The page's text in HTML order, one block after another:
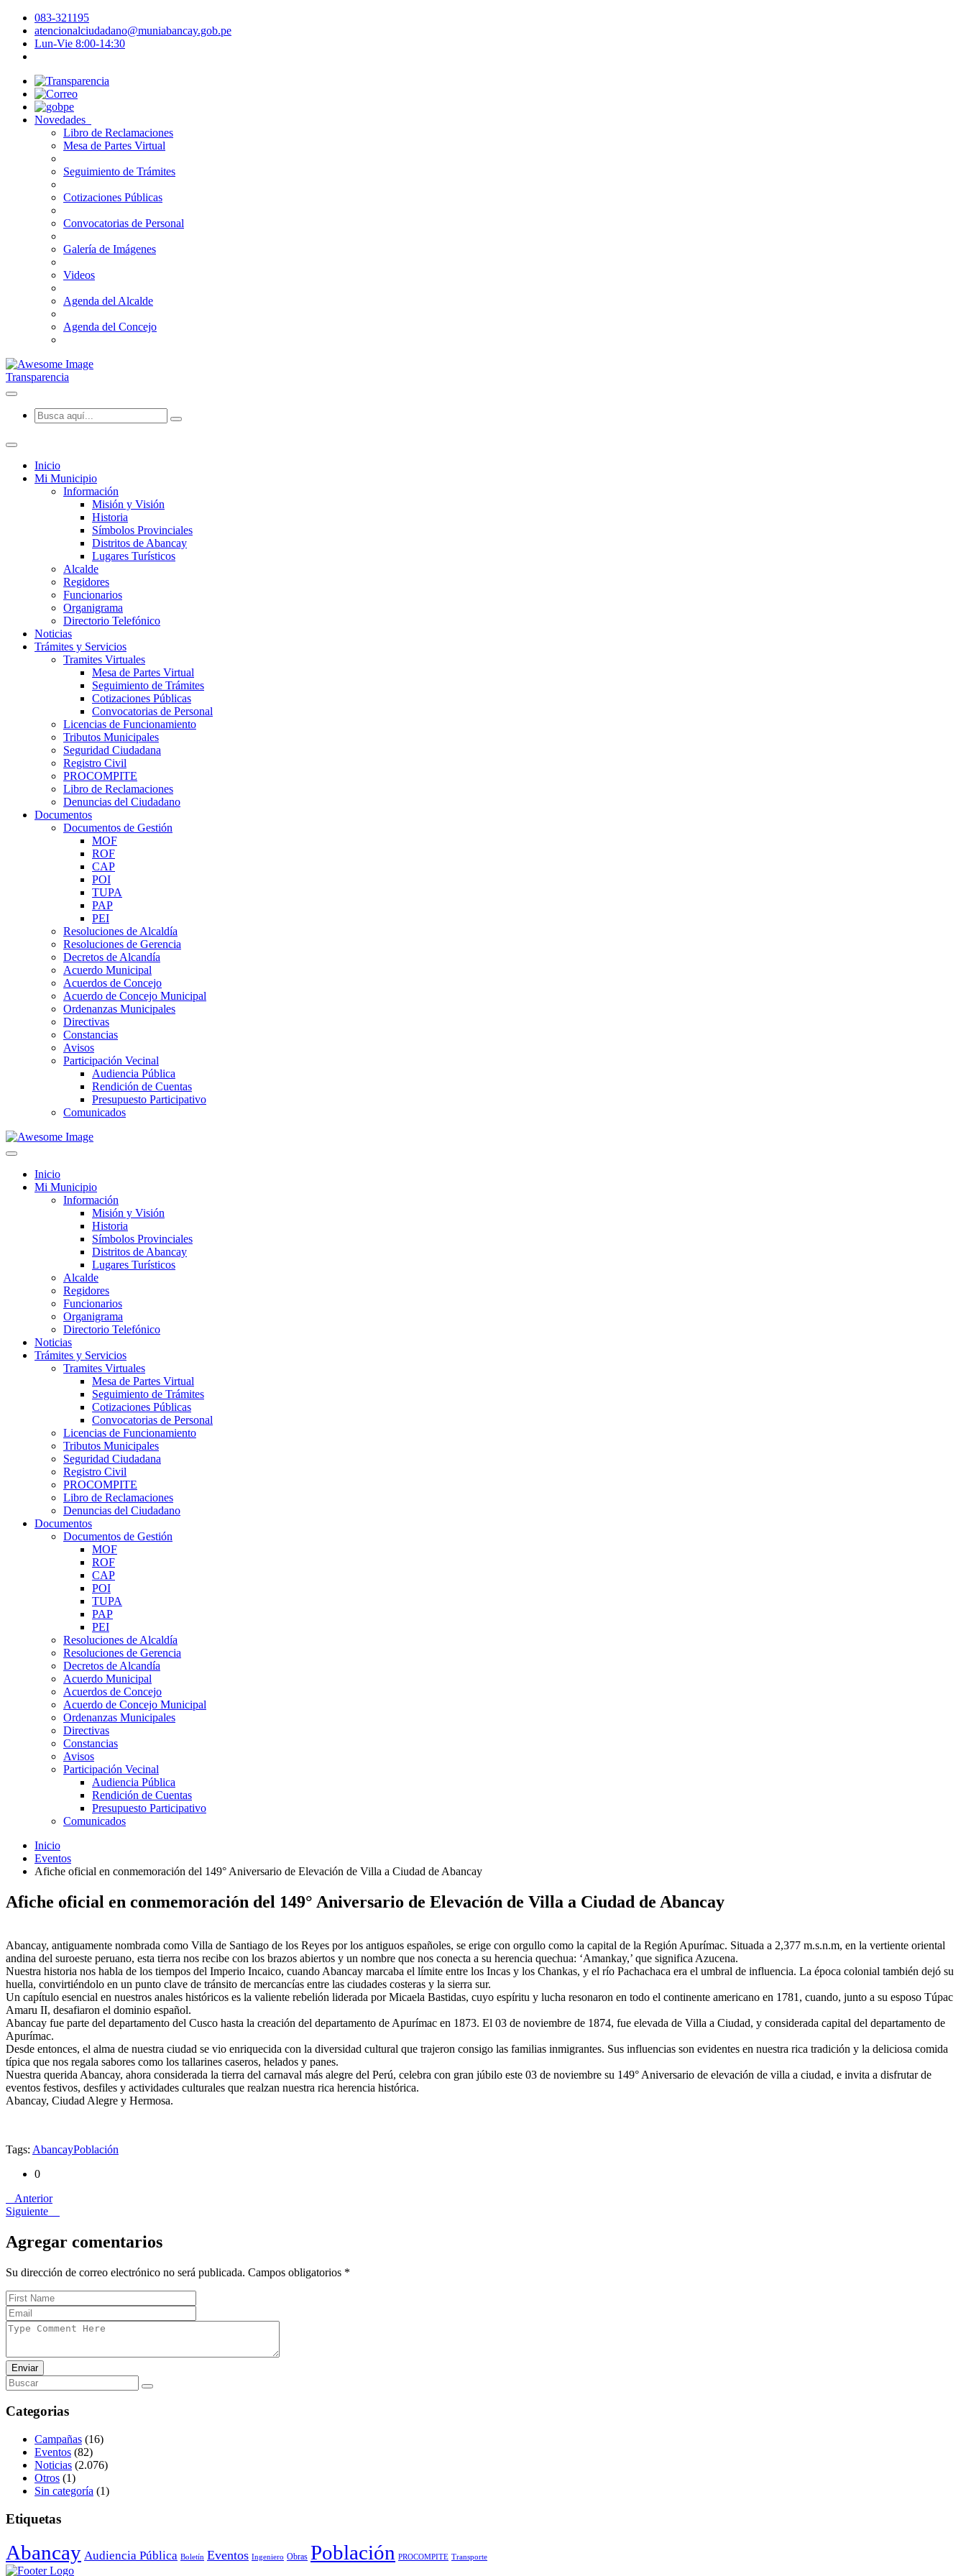
083-321195
atencionalciudadano@muniabancay.gob.pe
Lun-Vie 8:00-14:30
Novedades
Libro de Reclamaciones
Mesa de Partes Virtual
Seguimiento de Trámites
Cotizaciones Públicas
Convocatorias de Personal
Galería de Imágenes
Videos
Agenda del Alcalde
Agenda del Concejo
Transparencia
Inicio
Mi Municipio
Información
Misión y Visión
Historia
Símbolos Provinciales
Distritos de Abancay
Lugares Turísticos
Alcalde
Regidores
Funcionarios
Organigrama
Directorio Telefónico
Noticias
Trámites y Servicios
Tramites Virtuales
Mesa de Partes Virtual
Seguimiento de Trámites
Cotizaciones Públicas
Convocatorias de Personal
Licencias de Funcionamiento
Tributos Municipales
Seguridad Ciudadana
Registro Civil
PROCOMPITE
Libro de Reclamaciones
Denuncias del Ciudadano
Documentos
Documentos de Gestión
MOF
ROF
CAP
POI
TUPA
PAP
PEI
Resoluciones de Alcaldía
Resoluciones de Gerencia
Decretos de Alcandía
Acuerdo Municipal
Acuerdos de Concejo
Acuerdo de Concejo Municipal
Ordenanzas Municipales
Directivas
Constancias
Avisos
Participación Vecinal
Audiencia Pública
Rendición de Cuentas
Presupuesto Participativo
Comunicados
Inicio
Mi Municipio
Información
Misión y Visión
Historia
Símbolos Provinciales
Distritos de Abancay
Lugares Turísticos
Alcalde
Regidores
Funcionarios
Organigrama
Directorio Telefónico
Noticias
Trámites y Servicios
Tramites Virtuales
Mesa de Partes Virtual
Seguimiento de Trámites
Cotizaciones Públicas
Convocatorias de Personal
Licencias de Funcionamiento
Tributos Municipales
Seguridad Ciudadana
Registro Civil
PROCOMPITE
Libro de Reclamaciones
Denuncias del Ciudadano
Documentos
Documentos de Gestión
MOF
ROF
CAP
POI
TUPA
PAP
PEI
Resoluciones de Alcaldía
Resoluciones de Gerencia
Decretos de Alcandía
Acuerdo Municipal
Acuerdos de Concejo
Acuerdo de Concejo Municipal
Ordenanzas Municipales
Directivas
Constancias
Avisos
Participación Vecinal
Audiencia Pública
Rendición de Cuentas
Presupuesto Participativo
Comunicados
Inicio
Eventos
Afiche oficial en conmemoración del 149° Aniversario de Elevación de Villa a Ciudad de Abancay
Afiche oficial en conmemoración del 149° Aniversario de Elevación de Villa a Ciudad de Abancay
Abancay, antiguamente nombrada como Villa de Santiago de los Reyes por los antiguos españoles, se erige con orgullo como la capital de la Región Apurímac. Situada a 2,377 m.s.n.m, en la vertiente oriental
andina del suroeste peruano, esta tierra nos recibe con los brazos abiertos y un nombre que nos conecta a su herencia quechua: ‘Amankay,’ que significa Azucena.
Nuestra historia nos habla de los tiempos del Imperio Incaico, cuando Abancay marcaba el límite entre los Incas y los Chankas, y el río Pachachaca era el umbral de influencia. La época colonial también dejó su
huella, convirtiéndolo en un punto clave de tránsito de mercancías entre las ciudades costeras y la sierra sur.
Un capítulo esencial en nuestros anales históricos es la valiente rebelión liderada por Micaela Bastidas, cuyo espíritu y lucha resonaron en todo el continente americano en 1781, cuando, junto a su esposo Túpac
Amaru II, desafiaron el dominio español.
Abancay fue parte del departamento del Cusco hasta la creación del departamento de Apurímac en 1873. El 03 de noviembre de 1874, fue elevada de Villa a Ciudad, y considerada capital del departamento de
Apurímac.
Desde entonces, el alma de nuestra ciudad se vio enriquecida con la diversidad cultural que trajeron consigo las familias inmigrantes. Sus influencias son evidentes en nuestra rica tradición y la deliciosa comida
típica que nos regala sabores como los tallarines caseros, helados y panes.
Nuestra querida Abancay, ahora considerada la tierra del carnaval más alegre del Perú, celebra con gran júbilo este 03 de noviembre su 149° Aniversario de elevación de villa a ciudad, e invita a disfrutar de
eventos festivos, desfiles y actividades culturales que realzan nuestra rica herencia histórica.
Abancay, Ciudad Alegre y Hermosa.
Tags: AbancayPoblación
0
Anterior
Siguiente
Agregar comentarios
Su dirección de correo electrónico no será publicada. Campos obligatorios *
Enviar
Categorias
Campañas (16)
Eventos (82)
Noticias (2.076)
Otros (1)
Sin categoría (1)
Etiquetas
Abancay Audiencia Pública Boletín Eventos Ingeniero Obras Población PROCOMPITE Transporte